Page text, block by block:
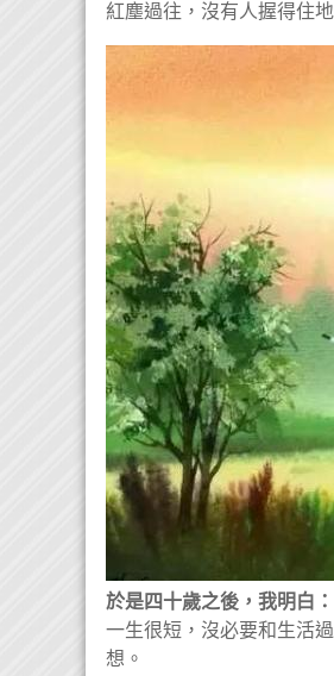
紅塵過往，沒有人握得住
於是四十歲之後，我明白：
一生很短，沒必要和生活
想。